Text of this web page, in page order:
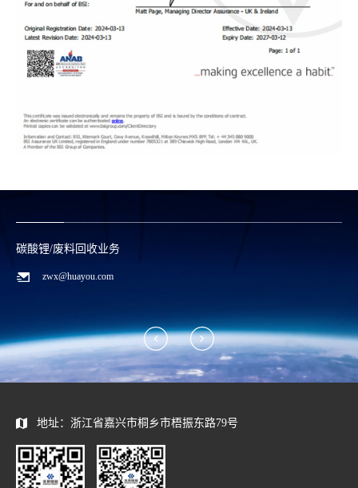
碳酸锂/废料回收业务
zwx@huayou.com
地址：浙江省嘉兴市桐乡市梧振东路79号